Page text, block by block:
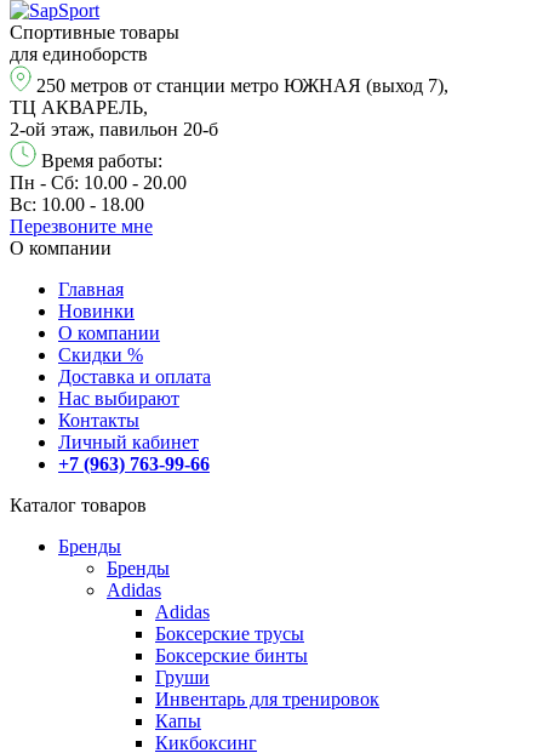
Спортивные товары
для единоборств
250 метров от станции метро ЮЖНАЯ (выход 7),
ТЦ АКВАРЕЛЬ,
2-ой этаж, павильон 20-б
Время работы:
Пн - Сб: 10.00 - 20.00
Вс: 10.00 - 18.00
Перезвонитe мне
О компании
Главная
Новинки
О компании
Скидки %
Доставка и оплата
Нас выбирают
Контакты
Личный кабинет
+7 (963) 763-99-66
Каталог товаров
Бренды
Бренды
Adidas
Adidas
Боксерские трусы
Боксерские бинты
Груши
Инвентарь для тренировок
Капы
Кикбоксинг